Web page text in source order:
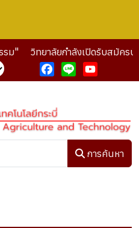
วิทยาลัยกำลังเปิดรับสมัครนักเรี
Facebook
Line YouTube
การค้นหา